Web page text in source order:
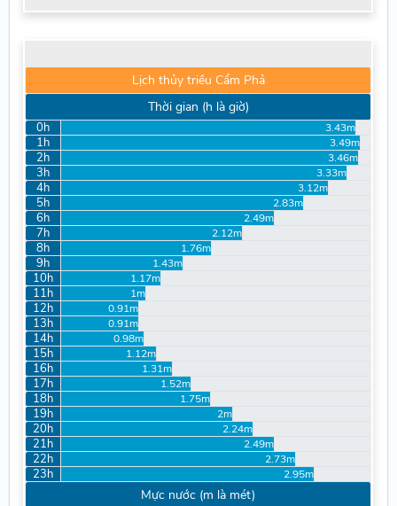
Lịch thủy triều Cẩm Phả
Thời gian (h là giờ)
0h 3.43m
1h 3.49m
2h 3.46m
3h 3.33m
4h 3.12m
5h 2.83m
6h 2.49m
7h 2.12m
8h 1.76m
9h 1.43m
10h 1.17m
11h 1m
12h 0.91m
13h 0.91m
14h 0.98m
15h 1.12m
16h 1.31m
17h 1.52m
18h 1.75m
19h 2m
20h 2.24m
21h 2.49m
22h 2.73m
23h 2.95m
Mực nước (m là mét)